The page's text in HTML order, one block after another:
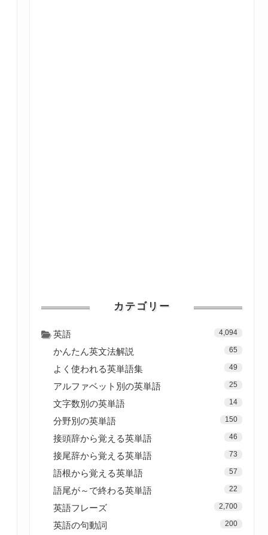
カテゴリー
英語 4,094
かんたん英文法解説 65
よく使われる英単語集 49
アルファベット別の英単語 25
文字数別の英単語 14
分野別の英単語 150
接頭辞から覚える英単語 46
接尾辞から覚える英単語 73
語根から覚える英単語 57
語尾が～で終わる英単語 22
英語フレーズ 2,700
英語の句動詞 200